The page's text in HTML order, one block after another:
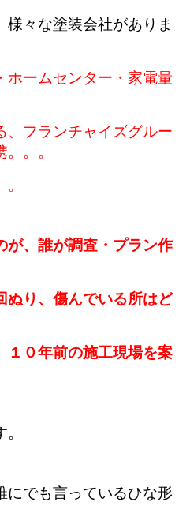
々な塗装会社がありま
ホームセンター・家電量
、フランチャイズグルー
。。
が、誰が調査・プラン作
ぬり、傷んでいる所はど
１０年前の施工現場を案
にでも言っているひな形